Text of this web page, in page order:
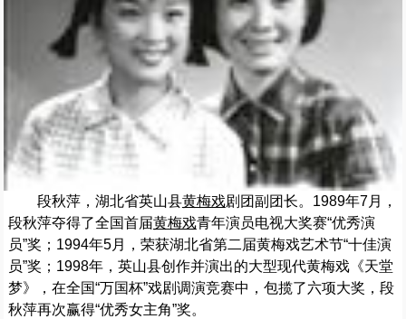
段秋萍，湖北省英山县黄梅戏剧团副团长。1989年7月，
段秋萍夺得了全国首届黄梅戏青年演员电视大奖赛“优秀演
员”奖；1994年5月，荣获湖北省第二届黄梅戏艺术节“十佳演
员”奖；1998年，英山县创作并演出的大型现代黄梅戏《天堂
梦》，在全国“万国杯”戏剧调演竞赛中，包揽了六项大奖，段
秋萍再次赢得“优秀女主角”奖。